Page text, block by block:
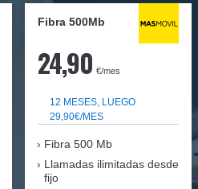
Fibra 500Mb
24,90 €/mes
12 MESES, LUEGO
29,90€/MES
Fibra 500 Mb
Llamadas ilimitadas desde
fijo